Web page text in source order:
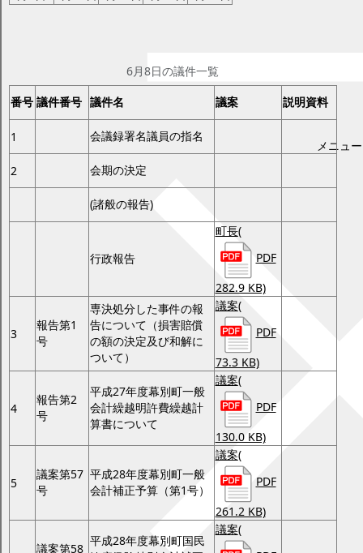
メニュー
6月8日の議件一覧
番号 議件番号 議件名 議案 説明資料
1 会議録署名議員の指名
2 会期の決定
(諸般の報告)
行政報告
町長(
PDF
282.9 KB)
3
報告第1
号
専決処分した事件の報
告について（損害賠償
の額の決定及び和解に
ついて）
議案(
PDF
73.3 KB)
4
報告第2
号
平成27年度幕別町一般
会計繰越明許費繰越計
算書について
議案(
PDF
130.0 KB)
5
議案第57
号
平成28年度幕別町一般
会計補正予算（第1号）
議案(
PDF
261.2 KB)
議案第58
平成28年度幕別町国民
議案(